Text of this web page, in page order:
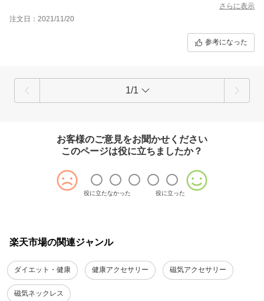
さらに表示
注文日：2021/11/20
参考になった
1/1
お客様のご意見をお聞かせください
このページは役に立ちましたか？
役に立たなかった 役に立った
楽天市場の関連ジャンル
ダイエット・健康 健康アクセサリー 磁気アクセサリー
磁気ネックレス